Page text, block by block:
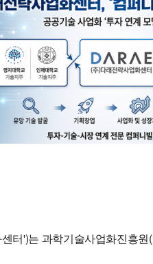
터')는 과학기술사업화진흥